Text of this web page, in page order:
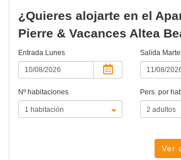
¿Quieres alojarte en el
Pierre & Vacances Altea
Entrada Lunes Salida
Nº habitaciones Pers. por
Ver